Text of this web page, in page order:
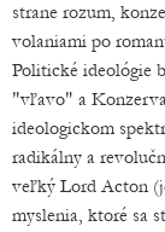
strane rozum,
volaniami po
Politické ideológie
"vľavo" a
ideologickom
radikálny a
veľký Lord Acton
myslenia, ktoré sa